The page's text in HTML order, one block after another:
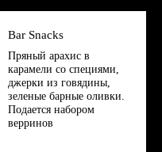
Bar Snacks
Пряный арахис в
карамели со специями,
джерки из говядины,
зеленые барные оливки.
Подается набором
верринов